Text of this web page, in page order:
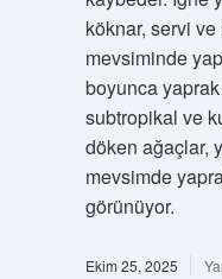
köknar, servi
mevsiminde
boyunca
subtropikal ve
döken ağaçlar,
mevsimde
görünüyor.
Ekim 25, 2025